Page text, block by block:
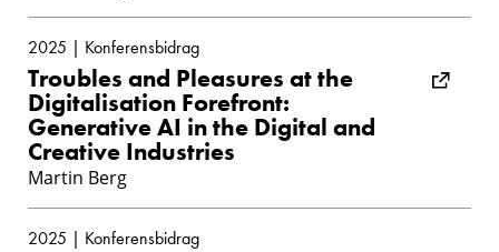
2025 | Konferensbidrag
Troubles and Pleasures at the
Digitalisation Forefront:
Generative AI in the Digital and
Creative Industries
Martin Berg
2025 | Konferensbidrag